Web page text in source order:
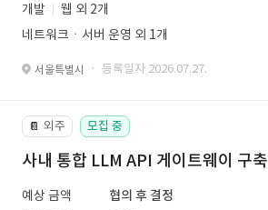
개발
웹 외 2개
네트워크ㆍ서버 운영 외 1개
서울특별시 · 등록일자 2026.07.27.
📔 외주 모집 중
사내 통합 LLM API 게이트웨이 구축
예상 금액
협의 후 결정